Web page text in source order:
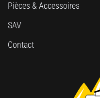
Pièces & Accessoires
SAV
Contact